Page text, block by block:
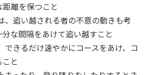
離を保つこと
追い越される者の不意の動きも考
な間隔をあけて追い越すこと
きるだけ速やかにコースをあけ、コ
と